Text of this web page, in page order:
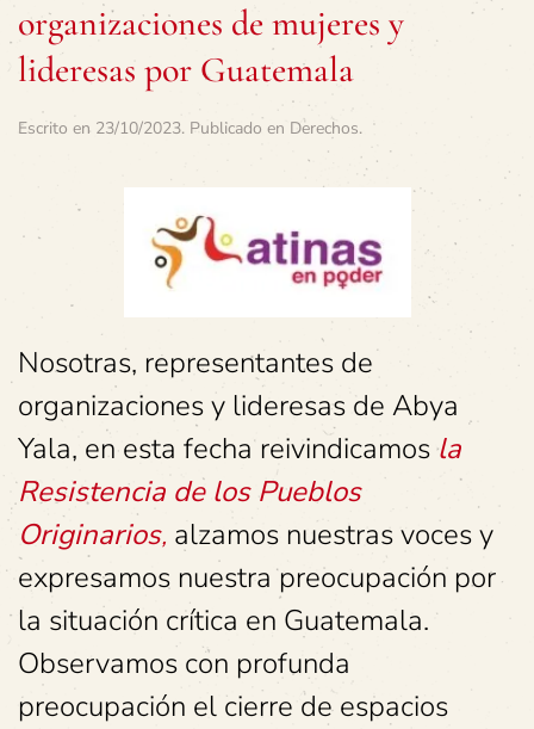
organizaciones de mujeres y
lideresas por Guatemala
Escrito en 23/10/2023. Publicado en Derechos.
Nosotras, representantes de
organizaciones y lideresas de Abya
Yala, en esta fecha reivindicamosla
Resistencia de los Pueblos
Originarios, alzamos nuestras voces y
expresamos nuestra preocupación por
la situación crítica en Guatemala.
Observamos con profunda
preocupación el cierre de espacios